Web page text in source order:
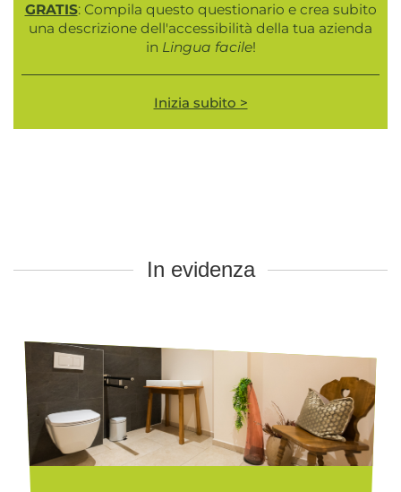
GRATIS: Compila questo questionario e crea subito
una descrizione dell'accessibilità della tua azienda
in Lingua facile!
Inizia subito >
In evidenza